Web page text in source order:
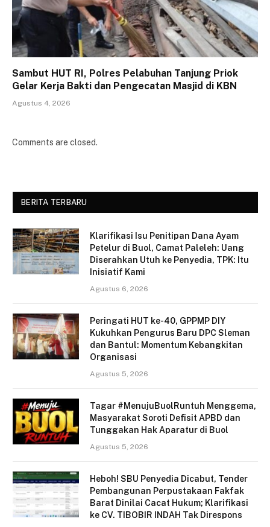
Sambut HUT RI, Polres Pelabuhan Tanjung Priok
Gelar Kerja Bakti dan Pengecatan Masjid di KBN
Agustus 4, 2026
Comments are closed.
BERITA TERBARU
Klarifikasi Isu Penitipan Dana Ayam
Petelur di Buol, Camat Paleleh: Uang
Diserahkan Utuh ke Penyedia, TPK: Itu
Inisiatif Kami
Agustus 6, 2026
Peringati HUT ke-40, GPPMP DIY
Kukuhkan Pengurus Baru DPC Sleman
dan Bantul: Momentum Kebangkitan
Organisasi
Agustus 5, 2026
Tagar #MenujuBuolRuntuh Menggema,
Masyarakat Soroti Defisit APBD dan
Tunggakan Hak Aparatur di Buol
Agustus 5, 2026
Heboh! SBU Penyedia Dicabut, Tender
Pembangunan Perpustakaan Fakfak
Barat Dinilai Cacat Hukum; Klarifikasi
ke CV. TIBOBIR INDAH Tak Direspons